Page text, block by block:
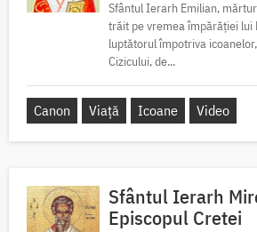
Sfântul Ierarh Emilian,
trăit pe vremea împărăției lui
luptătorul împotriva
Cizicului, de...
Canon Viață Icoane Video
Sfântul Ierarh
Episcopul Cretei